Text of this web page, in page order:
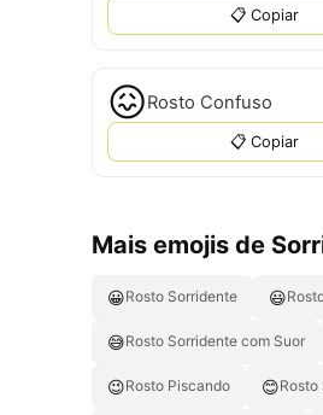
📋 Copiar
😖Rosto Confuso
📋 Copiar
Mais emojis de
😀Rosto Sorridente 😃
😅Rosto Sorridente com Suor
😉Rosto Piscando 😊Rosto